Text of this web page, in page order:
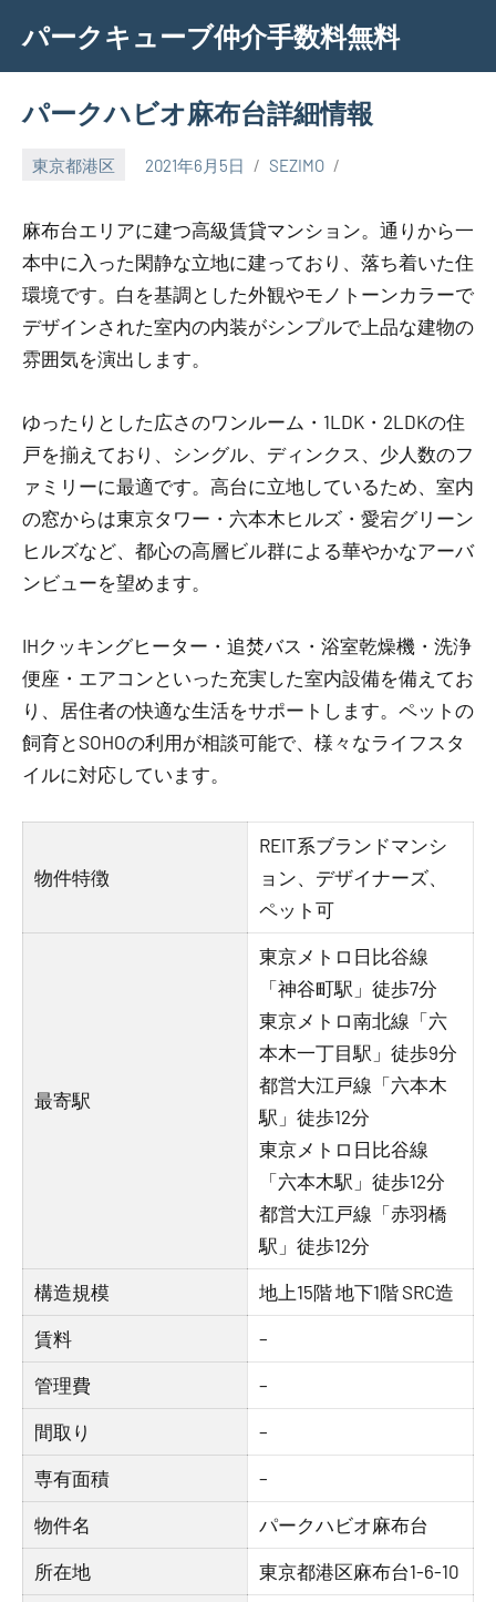
content
パークキューブ仲介手数料無料
パークハビオ麻布台詳細情報
東京都港区 2021年6月5日 SEZIMO
麻布台エリアに建つ高級賃貸マンション。通りから一
本中に入った閑静な立地に建っており、落ち着いた住
環境です。白を基調とした外観やモノトーンカラーで
デザインされた室内の内装がシンプルで上品な建物の
雰囲気を演出します。
ゆったりとした広さのワンルーム・1LDK・2LDKの住
戸を揃えており、シングル、ディンクス、少人数のフ
ァミリーに最適です。高台に立地しているため、室内
の窓からは東京タワー・六本木ヒルズ・愛宕グリーン
ヒルズなど、都心の高層ビル群による華やかなアーバ
ンビューを望めます。
IHクッキングヒーター・追焚バス・浴室乾燥機・洗浄
便座・エアコンといった充実した室内設備を備えてお
り、居住者の快適な生活をサポートします。ペットの
飼育とSOHOの利用が相談可能で、様々なライフスタ
イルに対応しています。
物件特徴
REIT系ブランドマンシ
ョン、デザイナーズ、
ペット可
最寄駅
東京メトロ日比谷線
「神谷町駅」徒歩7分
東京メトロ南北線「六
本木一丁目駅」徒歩9分
都営大江戸線「六本木
駅」徒歩12分
東京メトロ日比谷線
「六本木駅」徒歩12分
都営大江戸線「赤羽橋
駅」徒歩12分
構造規模 地上15階 地下1階 SRC造
賃料 –
管理費 –
間取り –
専有面積 –
物件名 パークハビオ麻布台
所在地 東京都港区麻布台1-6-10